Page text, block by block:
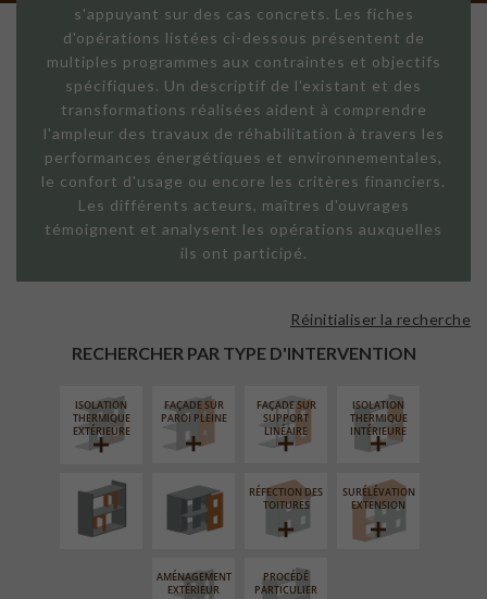
s'appuyant sur des cas concrets. Les fiches
d'opérations listées ci-dessous présentent de
multiples programmes aux contraintes et objectifs
spécifiques. Un descriptif de l'existant et des
transformations réalisées aident à comprendre
l'ampleur des travaux de réhabilitation à travers les
performances énergétiques et environnementales,
le confort d'usage ou encore les critères financiers.
Les différents acteurs, maîtres d'ouvrages
témoignent et analysent les opérations auxquelles
ils ont participé.
RECHERCHER PAR TYPE D'INTERVENTION
Réinitialiser la recherche
ISOLATION
THERMIQUE
EXTÉRIEURE
FAÇADE SUR
PAROI PLEINE
FAÇADE SUR
SUPPORT
LINÉAIRE
ISOLATION
THERMIQUE
INTÉRIEURE
RÉAMÉNAGEMENT
INTÉRIEUR
FERMETURE
LOGGIAS
RÉFECTION DES
TOITURES
SURÉLÉVATION
EXTENSION
AMÉNAGEMENT
EXTÉRIEUR
PROCÉDÉ
PARTICULIER